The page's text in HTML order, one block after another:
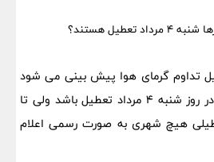
تداوم گرمای هوا پیش بینی می شود
بعضی از شهر های کشور در روز شنبه ۴ مرداد تعطیل باشد ولی تا
هیچ شهری به صورت رسمی اعلام